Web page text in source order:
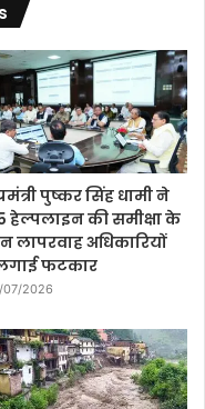
पुष्कर सिंह धामी ने
हेल्पलाइन की समीक्षा के
लापरवाह अधिकारियों
फटकार
07/2026